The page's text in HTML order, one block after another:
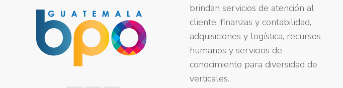
brindan servicios de atención al
cliente, finanzas y contabilidad,
adquisiciones y logística, recursos
humanos y servicios de
conocimiento para diversidad de
verticales.